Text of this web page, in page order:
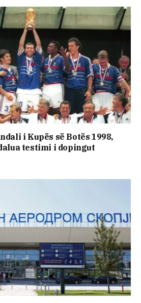
i Kupës së Botës 1998,
testimi i dopingut